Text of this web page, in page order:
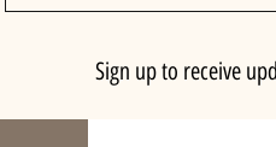
Sign up to receive